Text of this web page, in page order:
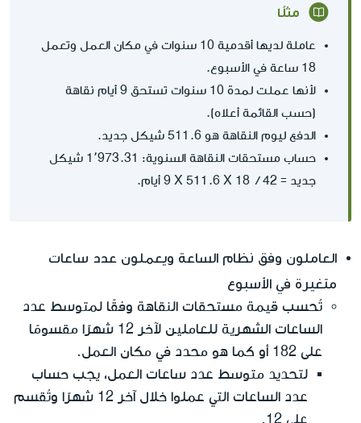
مثلًا
عاملة لديها أقدمية 10 سنوات في مكان العمل وتعمل
18 ساعة في الأسبوع.
لأنها عملت لمدة 10 سنوات تستحق 9 أيام نقاهة
(حسب القائمة أعلاه).
الدفع ليوم النقاهة هو 511.6 شيكل جديد.
حساب مستحقات النقاهة السنوية: 1٬973.31 شيكل
جديد = 42 / ‏ 18 ‏X‏ 511.6 ‏X‏ 9 أيام.
العاملون وفق نظام الساعة ويعملون عدد ساعات
متغيرة في الأسبوع
تُحسب قيمة مستحقات النقاهة وفقًا لمتوسط عدد
الساعات الشهرية للعاملين لآخر 12 شهرًا مقسومًا
على 182 أو كما هو محدد في مكان العمل.
لتحديد متوسط عدد ساعات العمل، يجب حساب
عدد الساعات التي عملوا خلال آخر 12 شهرًا وتُقسم
على 12.